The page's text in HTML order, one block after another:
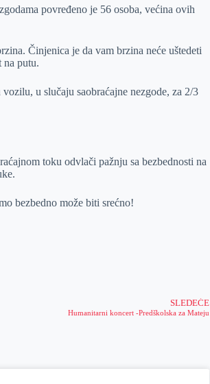
povređeno je 56 osoba, većina ovih
Činjenica je da vam brzina neće uštedeti
na putu.
u slučaju saobraćajne nezgode, za 2/3
toku odvlači pažnju sa bezbednosti na
bezbedno može biti srećno!
SLEDEĆE
Humanitarni koncert -Predškolska za Mateju